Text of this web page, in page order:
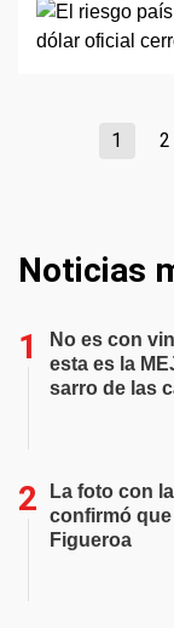
1 2
Noticias
No es con
esta es la
sarro de las
La foto con
confirmó
Figueroa